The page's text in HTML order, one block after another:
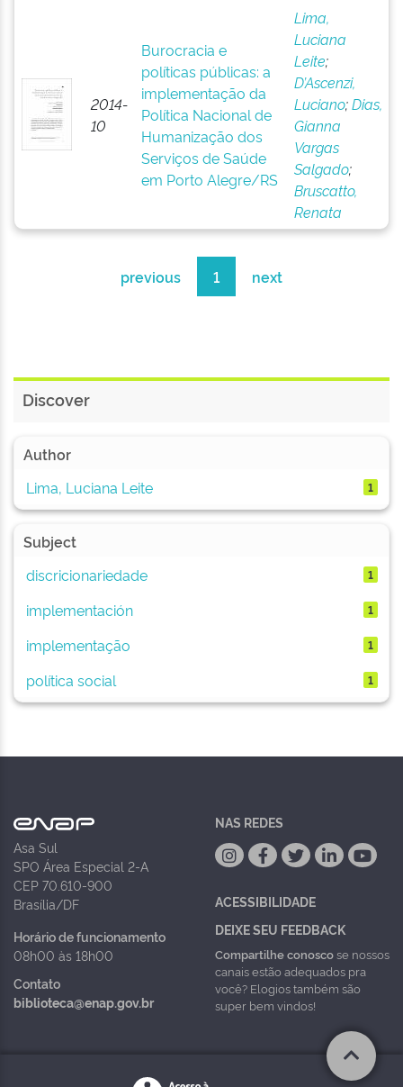
2014-
10
Burocracia e
políticas públicas: a
implementação da
Política Nacional de
Humanização dos
Serviços de Saúde
em Porto Alegre/RS
Lima,
Luciana
Leite;
D’Ascenzi,
Luciano;Dias,
Gianna
Vargas
Salgado;
Bruscatto,
Renata
previous 1 next
Discover
Author
Lima, Luciana Leite
1
Subject
discricionariedade
1
implementación 1
implementação 1
política social 1
Asa Sul
SPO Área Especial 2-A
CEP 70.610-900
Brasília/DF
Horário de funcionamento
08h00 às 18h00
Contato
biblioteca@enap.gov.br
NAS REDES
ACESSIBILIDADE
DEIXE SEU FEEDBACK
Compartilhe conoscose nossos
canais estão adequados pra
você? Elogios também são
super bem vindos!